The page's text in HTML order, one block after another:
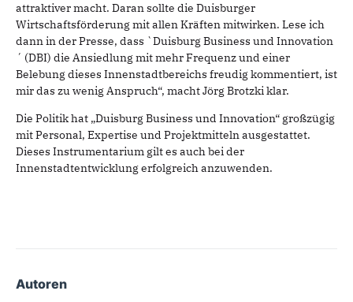
attraktiver macht. Daran sollte die Duisburger
Wirtschaftsförderung mit allen Kräften mitwirken. Lese ich
dann in der Presse, dass `Duisburg Business und Innovation
´ (DBI) die Ansiedlung mit mehr Frequenz und einer
Belebung dieses Innenstadtbereichs freudig kommentiert, ist
mir das zu wenig Anspruch“, macht Jörg Brotzki klar.
Die Politik hat „Duisburg Business und Innovation“ großzügig
mit Personal, Expertise und Projektmitteln ausgestattet.
Dieses Instrumentarium gilt es auch bei der
Innenstadtentwicklung erfolgreich anzuwenden.
Autoren